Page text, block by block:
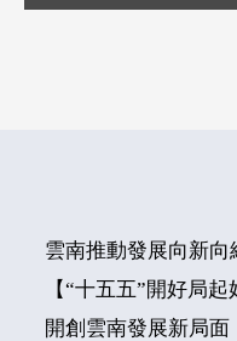
雲南推動發展向新向
【“十五五”開好局
開創雲南發展新局面